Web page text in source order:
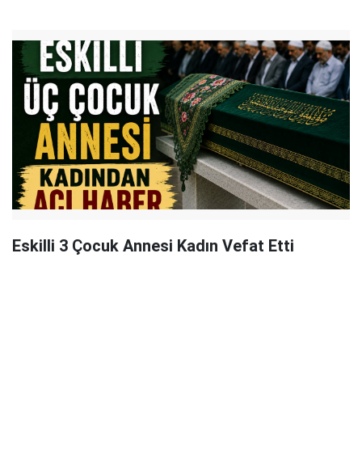
Eskilli 3 Çocuk Annesi Kadın Vefat Etti